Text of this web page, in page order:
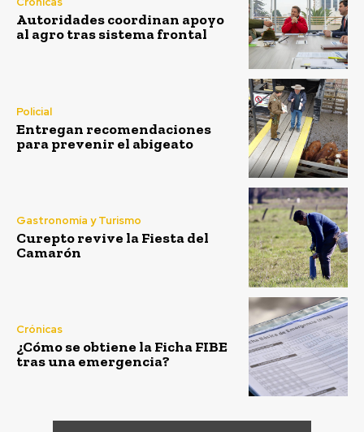
Autoridades coordinan apoyo
al agro tras sistema frontal
Policial
Entregan recomendaciones
para prevenir el abigeato
Gastronomía y Turismo
Curepto revive la Fiesta del
Camarón
Crónicas
¿Cómo se obtiene la Ficha FIBE
tras una emergencia?